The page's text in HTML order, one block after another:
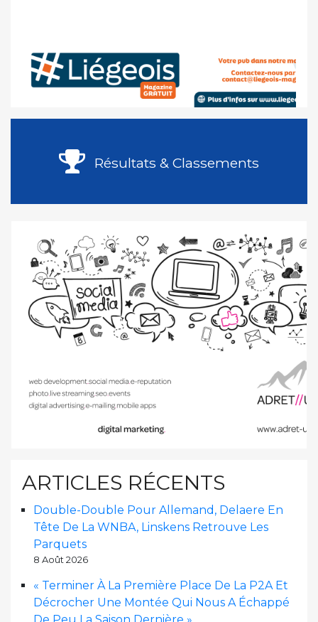
Résultats & Classements
ARTICLES RÉCENTS
Double-Double Pour Allemand, Delaere En
Tête De La WNBA, Linskens Retrouve Les
Parquets
8 Août 2026
« Terminer À La Première Place De La P2A Et
Décrocher Une Montée Qui Nous A Échappé